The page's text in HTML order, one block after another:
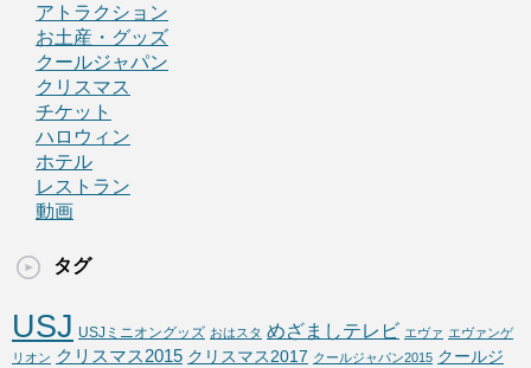
アトラクション
お土産・グッズ
クールジャパン
クリスマス
チケット
ハロウィン
ホテル
レストラン
動画
タグ
USJ USJミニオングッズ おはスタ めざましテレビ エヴァ エヴァンゲ
リオン クリスマス2015 クリスマス2017 クールジャパン2015 クールジ